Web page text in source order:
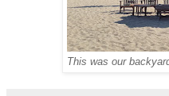
This was our